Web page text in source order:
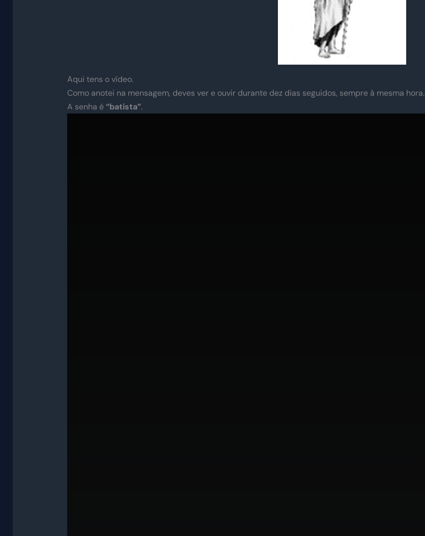
Aqui tens o vídeo.
Como anotei na mensagem, deves ver e ouvir durante dez dias seguidos, sempre à mesma hora.
A senha é“batista”.